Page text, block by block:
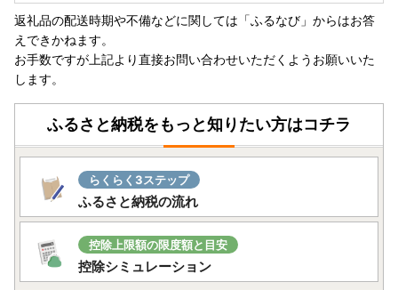
ご寄附者様のお名前が入ります。変更はいたしかねますので
ご了承ください。
・お受取人様の郵便受けにお届けする返礼品（メール便）に
つきましては、依頼主様のお名前は配送伝票に印字されませ
ん。なお、ふるさと納税の記載が入りますのでご了承くださ
い。
・複数の返礼品を選択頂いた場合、個別発送になることもご
ざいます。
ください。経過しすぎると対応できません。
・カラーやサイズ、種類などを選択する返礼品について、ご
希望がある場合は必ず備考欄に記入いただきますようお願い
いたします。
・返礼品の送付は、五木村外にお住まいの方に限らせていた
だきます。
返礼品の配送時期や不備などに関しては「ふるなび」からはお答
えできかねます。
お手数ですが上記より直接お問い合わせいただくようお願いいた
します。
ふるさと納税をもっと知りたい方はコチラ
らくらく3ステップ
ふるさと納税の流れ
控除上限額の限度額と目安
控除シミュレーション